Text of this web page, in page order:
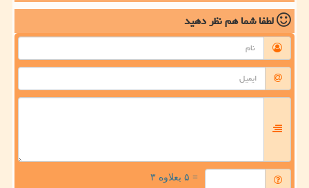
لطفا شما همنظر دهید
= ۵ بعلاوه ۳